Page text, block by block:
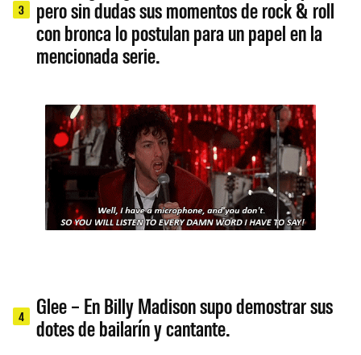
3
pero sin dudas sus momentos de rock & roll
con bronca lo postulan para un papel en la
mencionada serie.
4
Glee – En Billy Madison supo demostrar sus
dotes de bailarín y cantante.